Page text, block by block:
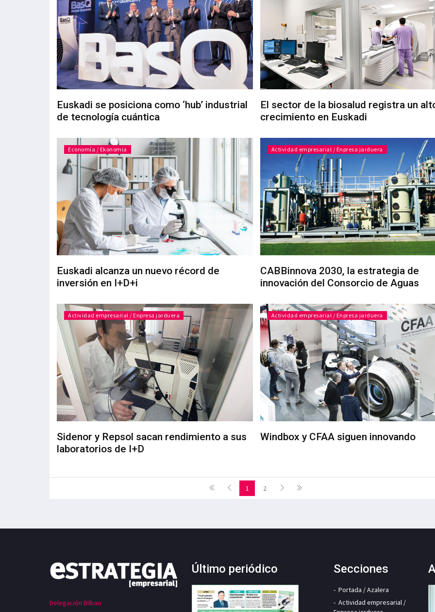
Euskadi se posiciona como ‘hub’ industrial
de tecnología cuántica
El sector de la biosalud registra un
crecimiento en Euskadi
Economía / Ekonomia
Euskadi alcanza un nuevo récord de
inversión en I+D+i
Actividad empresarial / Enpresa jarduera
CABBinnova 2030, la estrategia de
innovación del Consorcio de Aguas
Actividad empresarial / Enpresa jarduera
Sidenor y Repsol sacan rendimiento a sus
laboratorios de I+D
Actividad empresarial / Enpresa jarduera
Windbox y CFAA siguen innovando
1 2
Delegación Bilbao
Último periódico Secciones
Portada / Azalera
Actividad empresarial /